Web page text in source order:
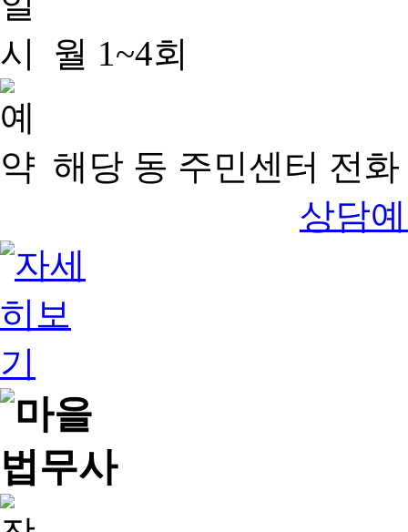
월 1~4회
해당 동 주민센터 전
상담